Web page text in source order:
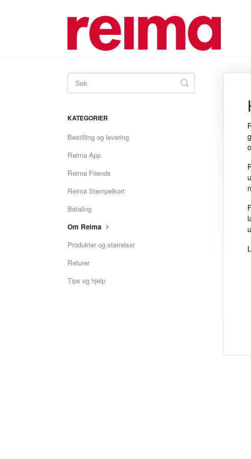
Toggle
Search
KATEGORIER
Bestilling og levering
Reima App
Reima Friends
Reima Stempelkort
Betaling
Om Reima
Produkter og størrelser
Returer
Tips og hjelp